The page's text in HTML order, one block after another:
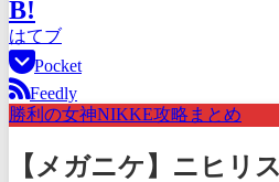
B!
はてブ
Pocket
Feedly
勝利の女神NIKKE攻略まとめ
【メガニケ】ニヒリ